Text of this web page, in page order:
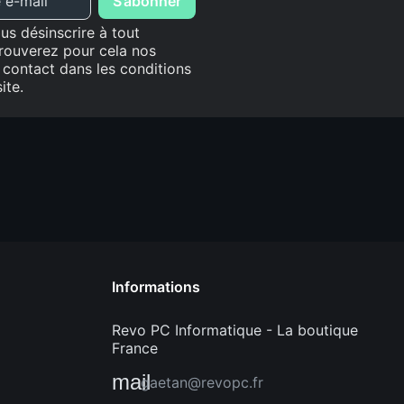
ses clients.
pour votre travail
désinscrire à tout
pour cela nos
dans les conditions
Informations
Revo PC Informatique - La boutique
France
mailgaetan@revopc.fr